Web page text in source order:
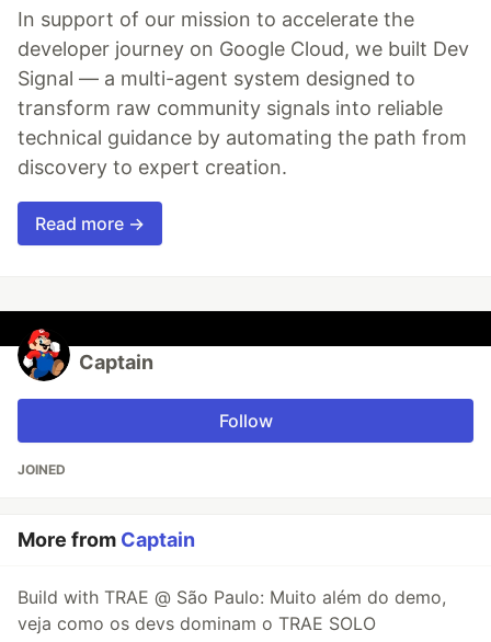
In support of our mission to accelerate the
developer journey on Google Cloud, we built Dev
Signal — a multi-agent system designed to
transform raw community signals into reliable
technical guidance by automating the path from
discovery to expert creation.
Read more →
Captain
Follow
JOINED
More from Captain
Build with TRAE @ São Paulo: Muito além do demo,
veja como os devs dominam o TRAE SOLO